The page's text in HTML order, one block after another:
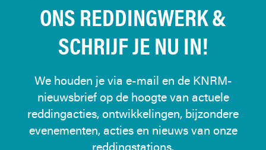
ONS REDDINGWERK &
SCHRIJF JE NU IN!
We houden je via e-mail en de KNRM-
nieuwsbrief op de hoogte van actuele
reddingacties, ontwikkelingen, bijzondere
evenementen, acties en nieuws van onze
reddingstations.